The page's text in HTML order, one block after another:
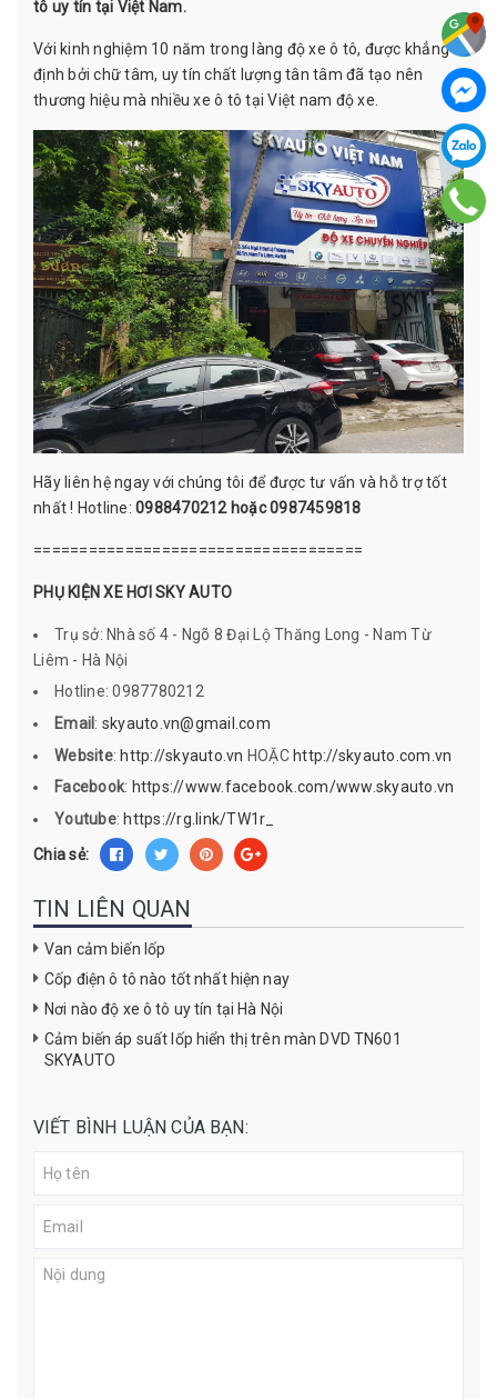
tô uy tín tại Việt Nam.
Với kinh nghiệm 10 năm trong làng độ xe ô tô, được khẳng
định bởi chữ tâm, uy tín chất lượng tân tâm đã tạo nên
thương hiệu mà nhiều xe ô tô tại Việt nam độ xe.
Hãy liên hệ ngay với chúng tôi để được tư vấn và hỗ trợ tốt
nhất ! Hotline: 0988470212 hoặc 0987459818
====================================
PHỤ KIỆN XE HƠI SKY AUTO
Trụ sở: Nhà số 4 - Ngõ 8 Đại Lộ Thăng Long - Nam Từ
Liêm - Hà Nội
Hotline: 0987780212
Email : skyauto.vn@gmail.com
Website:http://skyauto.vn HOẶChttp://skyauto.com.vn
Facebook: https://www.facebook.com/www.skyauto.vn
Youtube: https://rg.link/TW1r_
Chia sẻ:
TIN LIÊN QUAN
Van cảm biến lốp
Cốp điện ô tô nào tốt nhất hiện nay
Nơi nào độ xe ô tô uy tín tại Hà Nội
Cảm biến áp suất lốp hiển thị trên màn DVD TN601
SKYAUTO
VIẾT BÌNH LUẬN CỦA BẠN: